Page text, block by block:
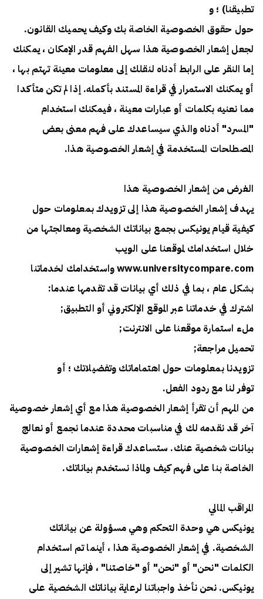
تطبيقنا) ؛ و
حول حقوق الخصوصية الخاصة بك وكيف يحميك القانون.
لجعل إشعار الخصوصية هذا سهل الفهم قدر الإمكان ، يمكنك
إما النقر على الرابط أدناه لنقلك إلى معلومات معينة تهتم بها ،
أو يمكنك الاستمرار في قراءة المستند بأكمله. إذا لم تكن متأكدا
مما نعنيه بكلمات أو عبارات معينة ، فيمكنك استخدام
"المسرد" أدناه والذي سيساعدك على فهم معنى بعض
المصطلحات المستخدمة في إشعار الخصوصية هذا.
الغرض من إشعار الخصوصية هذا
يهدف إشعار الخصوصية هذا إلى تزويدك بمعلومات حول
كيفية قيام يونيكس بجمع بياناتك الشخصية ومعالجتها من
خلال استخدامك لموقعنا على الويب
www.universitycompare.com واستخدامك لخدماتنا
بشكل عام ، بما في ذلك أي بيانات قد تقدمها عندما:
اشترك في خدماتنا عبر الموقع الإلكتروني أو التطبيق;
ملء استمارة موقعنا على الانترنت;
تحميل مراجعة;
تزويدنا بمعلومات حول اهتماماتك وتفضيلاتك ؛ أو
توفر لنا مع ردود الفعل.
من المهم أن تقرأ إشعار الخصوصية هذا مع أي إشعار خصوصية
آخر قد نقدمه لك في مناسبات محددة عندما نجمع أو نعالج
بيانات شخصية عنك. ستساعدك قراءة إشعارات الخصوصية
الخاصة بنا على فهم كيف ولماذا نستخدم بياناتك.
المراقب المالي
يونيكس هي وحدة التحكم وهي مسؤولة عن بياناتك
الشخصية. في إشعار الخصوصية هذا ، أينما تم استخدام
الكلمات "نحن" أو "نحن" أو "خاصتنا" ، فإنها تشير إلى
يونيكس. نحن نأخذ واجباتنا لرعاية بياناتك الشخصية على